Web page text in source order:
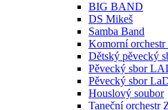
BIG BAND
DS Mikeš
Samba Band
Komorní orchestr
Dětský pěvecký
Pěvecký sbor
Pěvecký sbor
Houslový soubor
Taneční orchestr